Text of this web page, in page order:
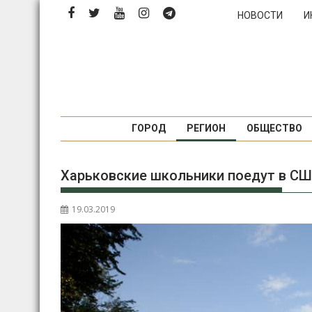
Перейти
НОВОСТИ
ГОРОД РЕГИОН ОБЩЕСТВО
Харьковские школьники поедут в
19.03.2019